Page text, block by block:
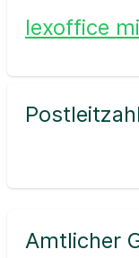
lexoffice
Postleitzahl
Amtlicher